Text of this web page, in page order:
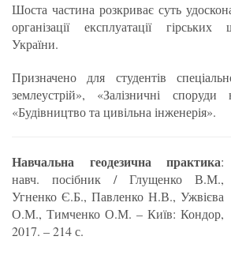
Шоста частина розкриває суть
організації експлуатації
України.
Призначено для студентів
землеустрій», «Залізничні
«Будівництво та цивільна інженерія».
Навчальна геодезична практика:
навч. посібник / Глущенко В.М.,
Угненко Є.Б., Павленко Н.В., Ужвієва
О.М., Тимченко О.М. – Київ: Кондор,
2017. – 214 с.